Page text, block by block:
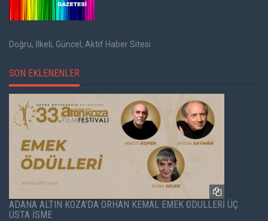
Doğru, İlkeli, Güncel, Aktif Haber Sitesi
SON EKLENENLER
ADANA ALTIN KOZA'DA ORHAN KEMAL EMEK ÖDÜLLERİ ÜÇ
USTA İSME